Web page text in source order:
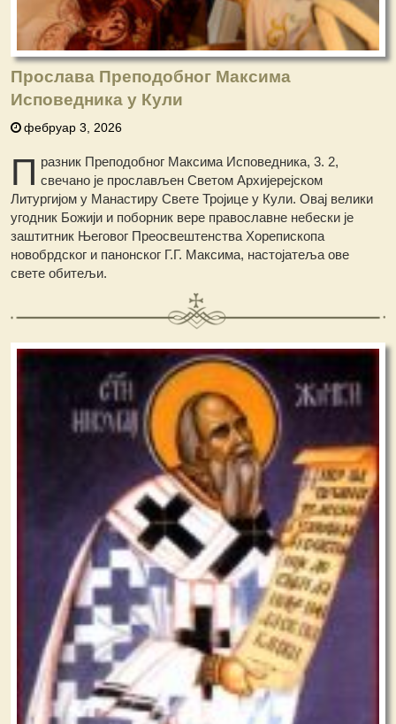
Прослава Преподобног Максима
Исповедника у Кули
фебруар 3, 2026
П разник Преподобног Максима Исповедника, 3. 2,
свечано је прослављен Светом Архијерејском
Литургијом у Манастиру Свете Тројице у Кули. Овај велики
угодник Божији и поборник вере православне небески је
заштитник Његовог Преосвештенства Хорепископа
новобрдског и панонског Г.Г. Максима, настојатеља ове
свете обитељи.